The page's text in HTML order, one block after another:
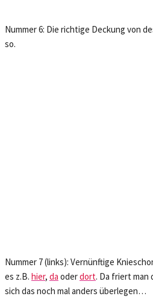
Nummer 6: Die richtige Deckung von
so.
Nummer 7 (links): Vernünftige
es z.B. hier, da oderdort. Da friert man
sich das noch mal anders überlegen…